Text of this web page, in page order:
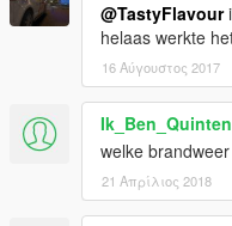
@TastyFlavour
helaas werkte
16 Αύγουστος 2017
Ik_Ben_Quinten
welke
21 Απρίλιος 2018